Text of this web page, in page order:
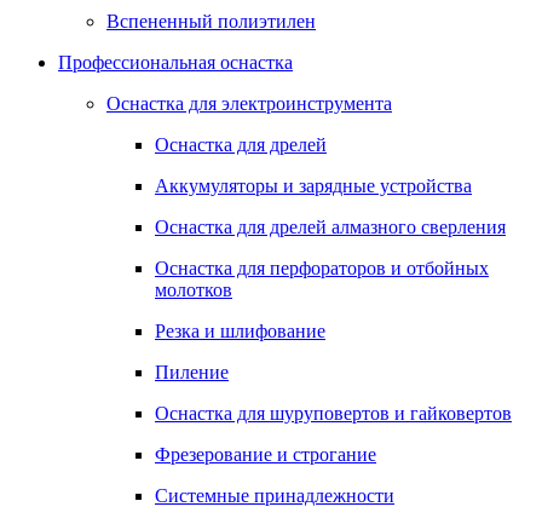
Вспененный полиэтилен
Профессиональная оснастка
Оснастка для электроинструмента
Оснастка для дрелей
Аккумуляторы и зарядные устройства
Оснастка для дрелей алмазного сверления
Оснастка для перфораторов и отбойных
молотков
Резка и шлифование
Пиление
Оснастка для шуруповертов и гайковертов
Фрезерование и строгание
Системные принадлежности